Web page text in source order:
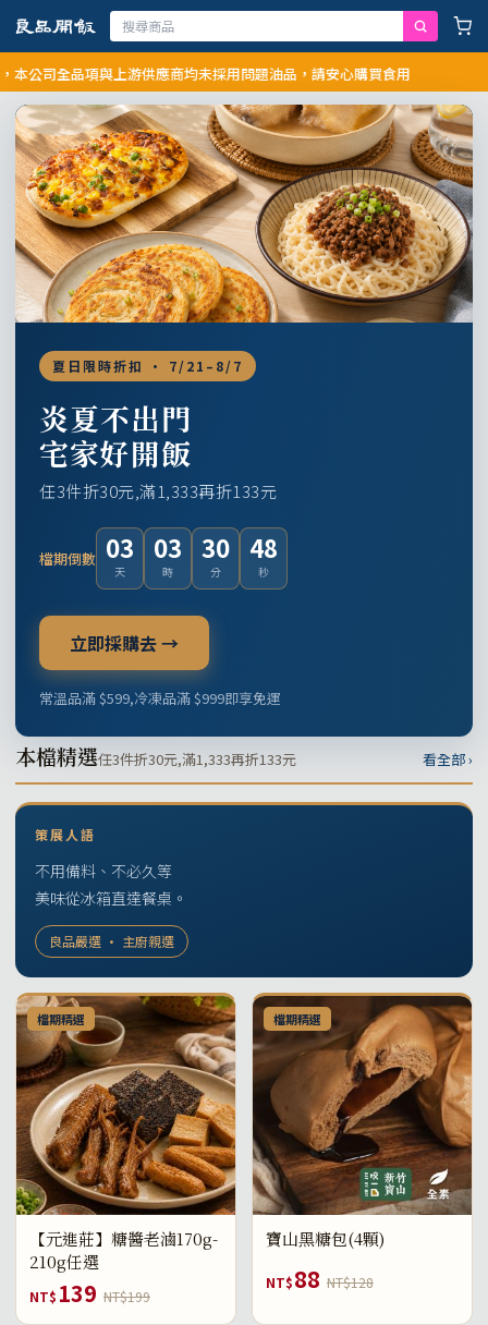
全品項與上游供應商均未採用問題油品，請安心購買食用
夏日限時折扣 · 7/21–8/7
炎夏不出門
宅家好開飯
任3件折30元,滿1,333再折133元
檔期倒數 03
天
03
時
30
分
47
秒
立即採購去 →
常溫品滿 $599,冷凍品滿 $999即享免運
本檔精選任3件折30元,滿1,333再折133元 看全部 ›
策展人語
不用備料、不必久等
美味從冰箱直達餐桌。
良品嚴選 · 主廚親選
檔期精選
【元進莊】糖醬老滷170g-
210g任選
NT$ 139 NT$199
檔期精選
寶山黑糖包(4顆)
NT$88 NT$128